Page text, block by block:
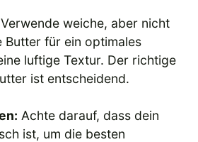
Verwende weiche, aber nicht
Butter für ein optimales
luftige Textur. Der richtige
ist entscheidend.
Achte darauf, dass dein
ist, um die besten